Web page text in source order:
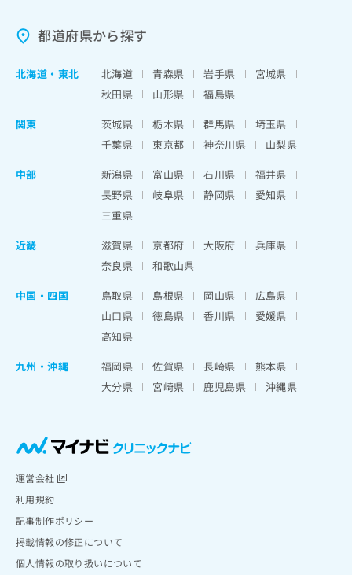
都道府県から探す
北海道 ・ 東北 北海道 青森県 岩手県
宮城県
秋田県
山形県
福島県
関東
茨城県 栃木県 群馬県
埼玉県
千葉県
東京都 神奈川県
山梨県
中部
新潟県 富山県 石川県
福井県
長野県
岐阜県 静岡県
愛知県
三重県
近畿
滋賀県 京都府 大阪府
兵庫県
奈良県
和歌山県
中国・四国
鳥取県 島根県 岡山県
広島県
山口県
徳島県 香川県
愛媛県
高知県
九州・沖縄
福岡県 佐賀県 長崎県
熊本県
大分県
宮崎県 鹿児島県 沖縄県
運営会社
利用規約
記事制作ポリシー
掲載情報の修正について
個人情報の取り扱いについて